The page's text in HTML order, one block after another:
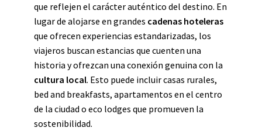
que reflejen el carácter auténtico del destino. En
lugar de alojarse en grandes cadenas hoteleras
que ofrecen experiencias estandarizadas, los
viajeros buscan estancias que cuenten una
historia y ofrezcan una conexión genuina con la
cultura local. Esto puede incluir casas rurales,
bed and breakfasts, apartamentos en el centro
de la ciudad o eco lodges que promueven la
sostenibilidad.